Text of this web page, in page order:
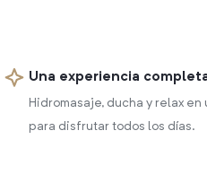
Una experiencia
Hidromasaje, ducha y relax en
para disfrutar todos los días.